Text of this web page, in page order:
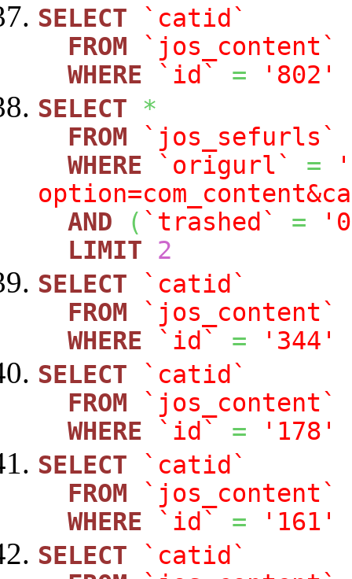
SELECT
`catid`
FROM
`jos_content`
WHERE
`id` =
'802'
SELECT
*
FROM
`jos_sefurls`
WHERE
`origurl` =
AND
( `trashed` =
LIMIT
2
SELECT
`catid`
FROM
`jos_content`
WHERE
`id` =
'344'
SELECT
`catid`
FROM
`jos_content`
WHERE
`id` =
'178'
SELECT
`catid`
FROM
`jos_content`
WHERE
`id` =
'161'
SELECT
`catid`